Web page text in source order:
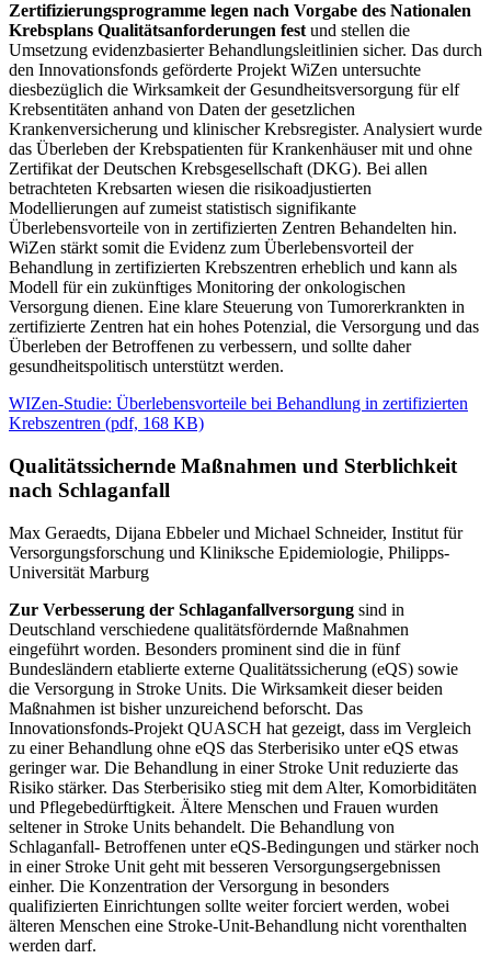
Zertifizierungsprogramme legen nach Vorgabe des Nationalen
Krebsplans Qualitätsanforderungen festund stellen die
Umsetzung evidenzbasierter Behandlungsleitlinien sicher. Das durch
den Innovationsfonds geförderte Projekt WiZen untersuchte
diesbezüglich die Wirksamkeit der Gesundheitsversorgung für elf
Krebsentitäten anhand von Daten der gesetzlichen
Krankenversicherung und klinischer Krebsregister. Analysiert wurde
das Überleben der Krebspatienten für Krankenhäuser mit und ohne
Zertifikat der Deutschen Krebsgesellschaft (DKG). Bei allen
betrachteten Krebsarten wiesen die risikoadjustierten
Modellierungen auf zumeist statistisch signifikante
Überlebensvorteile von in zertifizierten Zentren Behandelten hin.
WiZen stärkt somit die Evidenz zum Überlebensvorteil der
Behandlung in zertifizierten Krebszentren erheblich und kann als
Modell für ein zukünftiges Monitoring der onkologischen
Versorgung dienen. Eine klare Steuerung von Tumorerkrankten in
zertifizierte Zentren hat ein hohes Potenzial, die Versorgung und das
Überleben der Betroffenen zu verbessern, und sollte daher
gesundheitspolitisch unterstützt werden.
WIZen-Studie: Überlebensvorteile bei Behandlung in zertifizierten
Krebszentren (pdf, 168 KB)
Qualitätssichernde Maßnahmen und Sterblichkeit
nach Schlaganfall
Max Geraedts, Dijana Ebbeler und Michael Schneider, Institut für
Versorgungsforschung und Kliniksche Epidemiologie, Philipps-
Universität Marburg
Zur Verbesserung der Schlaganfallversorgung sind in
Deutschland verschiedene qualitätsfördernde Maßnahmen
eingeführt worden. Besonders prominent sind die in fünf
Bundesländern etablierte externe Qualitätssicherung (eQS) sowie
die Versorgung in Stroke Units. Die Wirksamkeit dieser beiden
Maßnahmen ist bisher unzureichend beforscht. Das
Innovationsfonds-Projekt QUASCH hat gezeigt, dass im Vergleich
zu einer Behandlung ohne eQS das Sterberisiko unter eQS etwas
geringer war. Die Behandlung in einer Stroke Unit reduzierte das
Risiko stärker. Das Sterberisiko stieg mit dem Alter, Komorbiditäten
und Pflegebedürftigkeit. Ältere Menschen und Frauen wurden
seltener in Stroke Units behandelt. Die Behandlung von
Schlaganfall- Betroffenen unter eQS-Bedingungen und stärker noch
in einer Stroke Unit geht mit besseren Versorgungsergebnissen
einher. Die Konzentration der Versorgung in besonders
qualifizierten Einrichtungen sollte weiter forciert werden, wobei
älteren Menschen eine Stroke-Unit-Behandlung nicht vorenthalten
werden darf.